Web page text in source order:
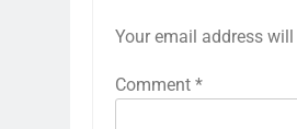
Your email address
Comment *